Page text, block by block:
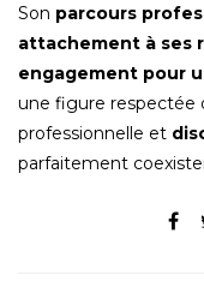
Son parcours
attachement à ses
engagement pour
une figure respectée
professionnelle et
parfaitement